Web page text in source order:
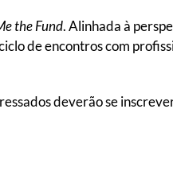
the Fund. Alinhada à
de encontros com
deverão se